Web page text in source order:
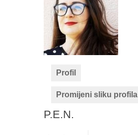
Profil
Promijeni sliku profila
P.E.N.